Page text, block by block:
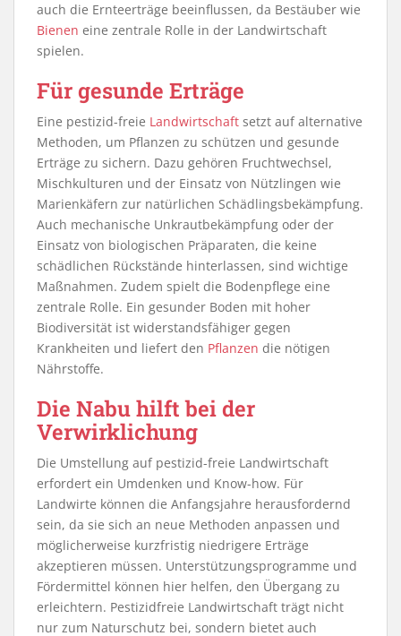
auch die Ernteerträge beeinflussen, da Bestäuber wie
Bienen eine zentrale Rolle in der Landwirtschaft
spielen.
Für gesunde Erträge
Eine pestizid-freie Landwirtschaft setzt auf alternative
Methoden, um Pflanzen zu schützen und gesunde
Erträge zu sichern. Dazu gehören Fruchtwechsel,
Mischkulturen und der Einsatz von Nützlingen wie
Marienkäfern zur natürlichen Schädlingsbekämpfung.
Auch mechanische Unkrautbekämpfung oder der
Einsatz von biologischen Präparaten, die keine
schädlichen Rückstände hinterlassen, sind wichtige
Maßnahmen. Zudem spielt die Bodenpflege eine
zentrale Rolle. Ein gesunder Boden mit hoher
Biodiversität ist widerstandsfähiger gegen
Krankheiten und liefert den Pflanzen die nötigen
Nährstoffe.
Die Nabu hilft bei der
Verwirklichung
Die Umstellung auf pestizid-freie Landwirtschaft
erfordert ein Umdenken und Know-how. Für
Landwirte können die Anfangsjahre herausfordernd
sein, da sie sich an neue Methoden anpassen und
möglicherweise kurzfristig niedrigere Erträge
akzeptieren müssen. Unterstützungsprogramme und
Fördermittel können hier helfen, den Übergang zu
erleichtern. Pestizidfreie Landwirtschaft trägt nicht
nur zum Naturschutz bei, sondern bietet auch